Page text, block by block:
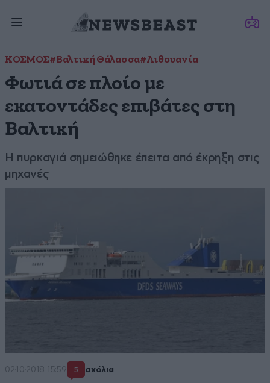
ΚΟΣΜΟΣ#Βαλτική Θάλασσα#Λιθουανία
Φωτιά σε πλοίο με
εκατοντάδες επιβάτες στη
Βαλτική
Η πυρκαγιά σημειώθηκε έπειτα από έκρηξη στις
μηχανές
02·10·2018 15:59 5 σχόλια